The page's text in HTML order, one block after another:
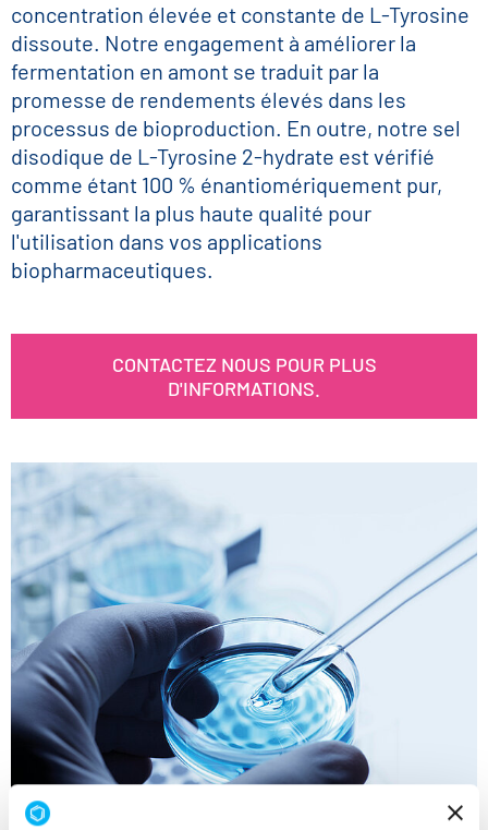
concentration élevée et constante de L-Tyrosine
dissoute. Notre engagement à améliorer la
fermentation en amont se traduit par la
promesse de rendements élevés dans les
processus de bioproduction. En outre, notre sel
disodique de L-Tyrosine 2-hydrate est vérifié
comme étant 100 % énantiomériquement pur,
garantissant la plus haute qualité pour
l'utilisation dans vos applications
biopharmaceutiques.
CONTACTEZ NOUS POUR PLUS
D'INFORMATIONS.